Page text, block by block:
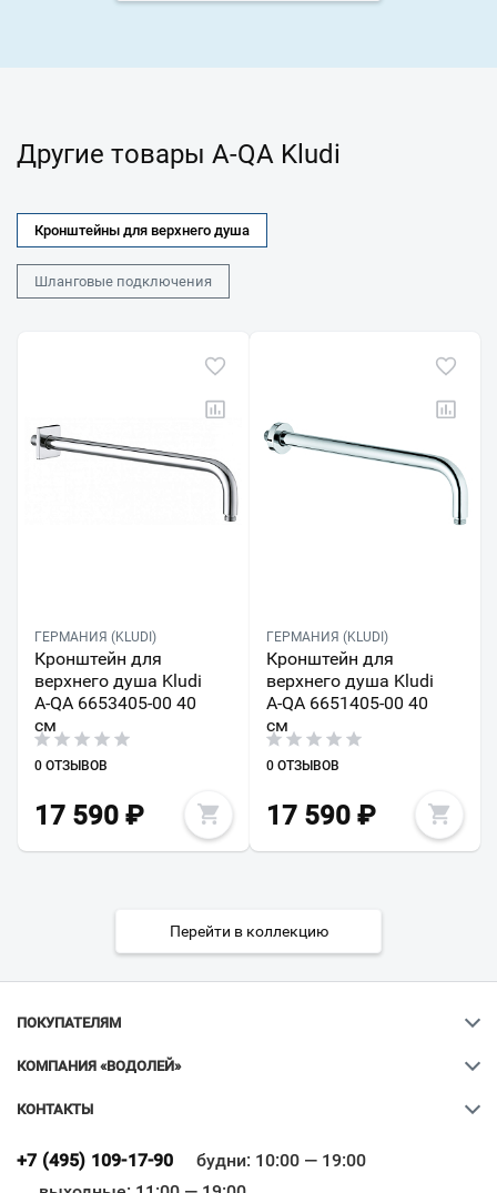
Другие товары A-QA Kludi
Кронштейны для верхнего душа
Шланговые подключения
ГЕРМАНИЯ (KLUDI)
Кронштейн для
верхнего душа Kludi
A-QA 6653405-00 40
см
0 ОТЗЫВОВ
17 590 ₽
ГЕРМАНИЯ (KLUDI)
Кронштейн для
верхнего душа Kludi
A-QA 6651405-00 40
см
0 ОТЗЫВОВ
17 590₽
Перейти в коллекцию
ПОКУПАТЕЛЯМ
КОМПАНИЯ «ВОДОЛЕЙ»
КОНТАКТЫ
+7 (495) 109-17-90
будни: 10:00 — 19:00